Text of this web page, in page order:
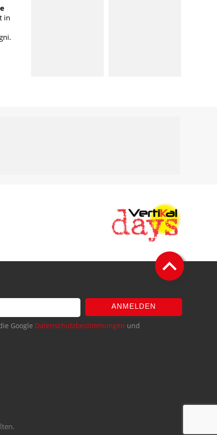
in
ANMELDEN
Google Datenschutzbestimmungen und